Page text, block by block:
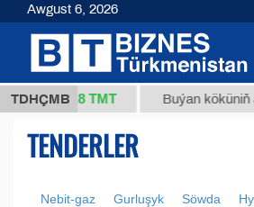
TDHÇMB
1 (kg.) 37,8 ТМТ Buýan köküniň
TENDERLER
Nebit-gaz Gurluşyk Söwda
Awgust 6, 2026